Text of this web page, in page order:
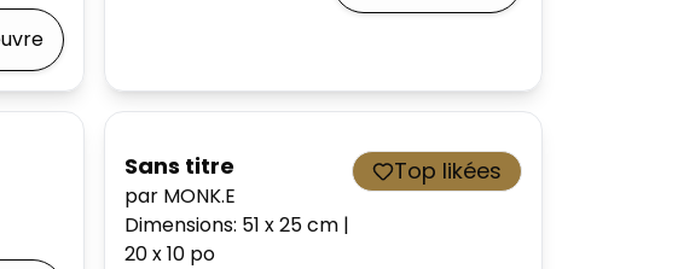
Sans titre
par MONK.E
Dimensions: 51 x 25cm |
20 x 10 po
Top likées